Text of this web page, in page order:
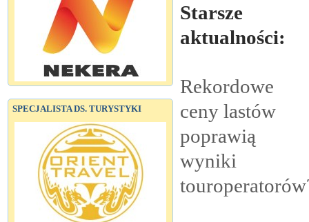
SPECJALISTA DS. TURYSTYKI
Starsze
aktualności:
Rekordowe
ceny lastów
poprawią
wyniki